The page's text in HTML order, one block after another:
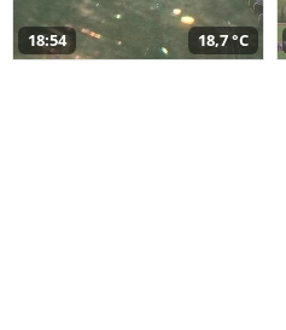
18:54 18,7 °C